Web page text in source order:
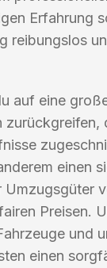
Erfahrung
reibungslos
auf eine
zurückgreifen,
einen
Umzugsgüter
Preisen.
und
einen